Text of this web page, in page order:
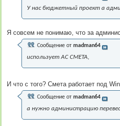
У нас бюджетный проект а
Я совсем не понимаю, что за
Сообщение от madman64
использует АС СМЕТА,
И что с того? Смета работает под
Сообщение от madman64
а нужно администрацию